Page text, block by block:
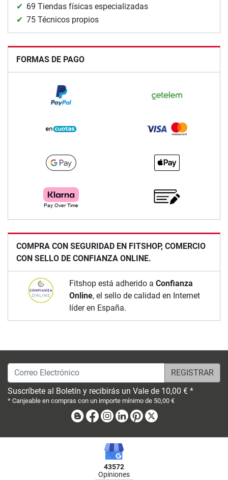
69 Tiendas físicas especializadas
75 Técnicos propios
FORMAS DE PAGO
COMPRA CON SEGURIDAD EN FITSHOP, COMERCIO
CON SELLO DE CONFIANZA ONLINE.
Fitshop está adherido a Confianza
Online, el sello de calidad en Internet
líder en España.
Correo Electrónico
Suscríbete al Boletín y recibirás un Vale de 10,00 € *
* Canjeable en compras con un importe mínimo de 50,00 €
BlogFacebook
Instagram
LinkedinPinterest
43572
Opiniones